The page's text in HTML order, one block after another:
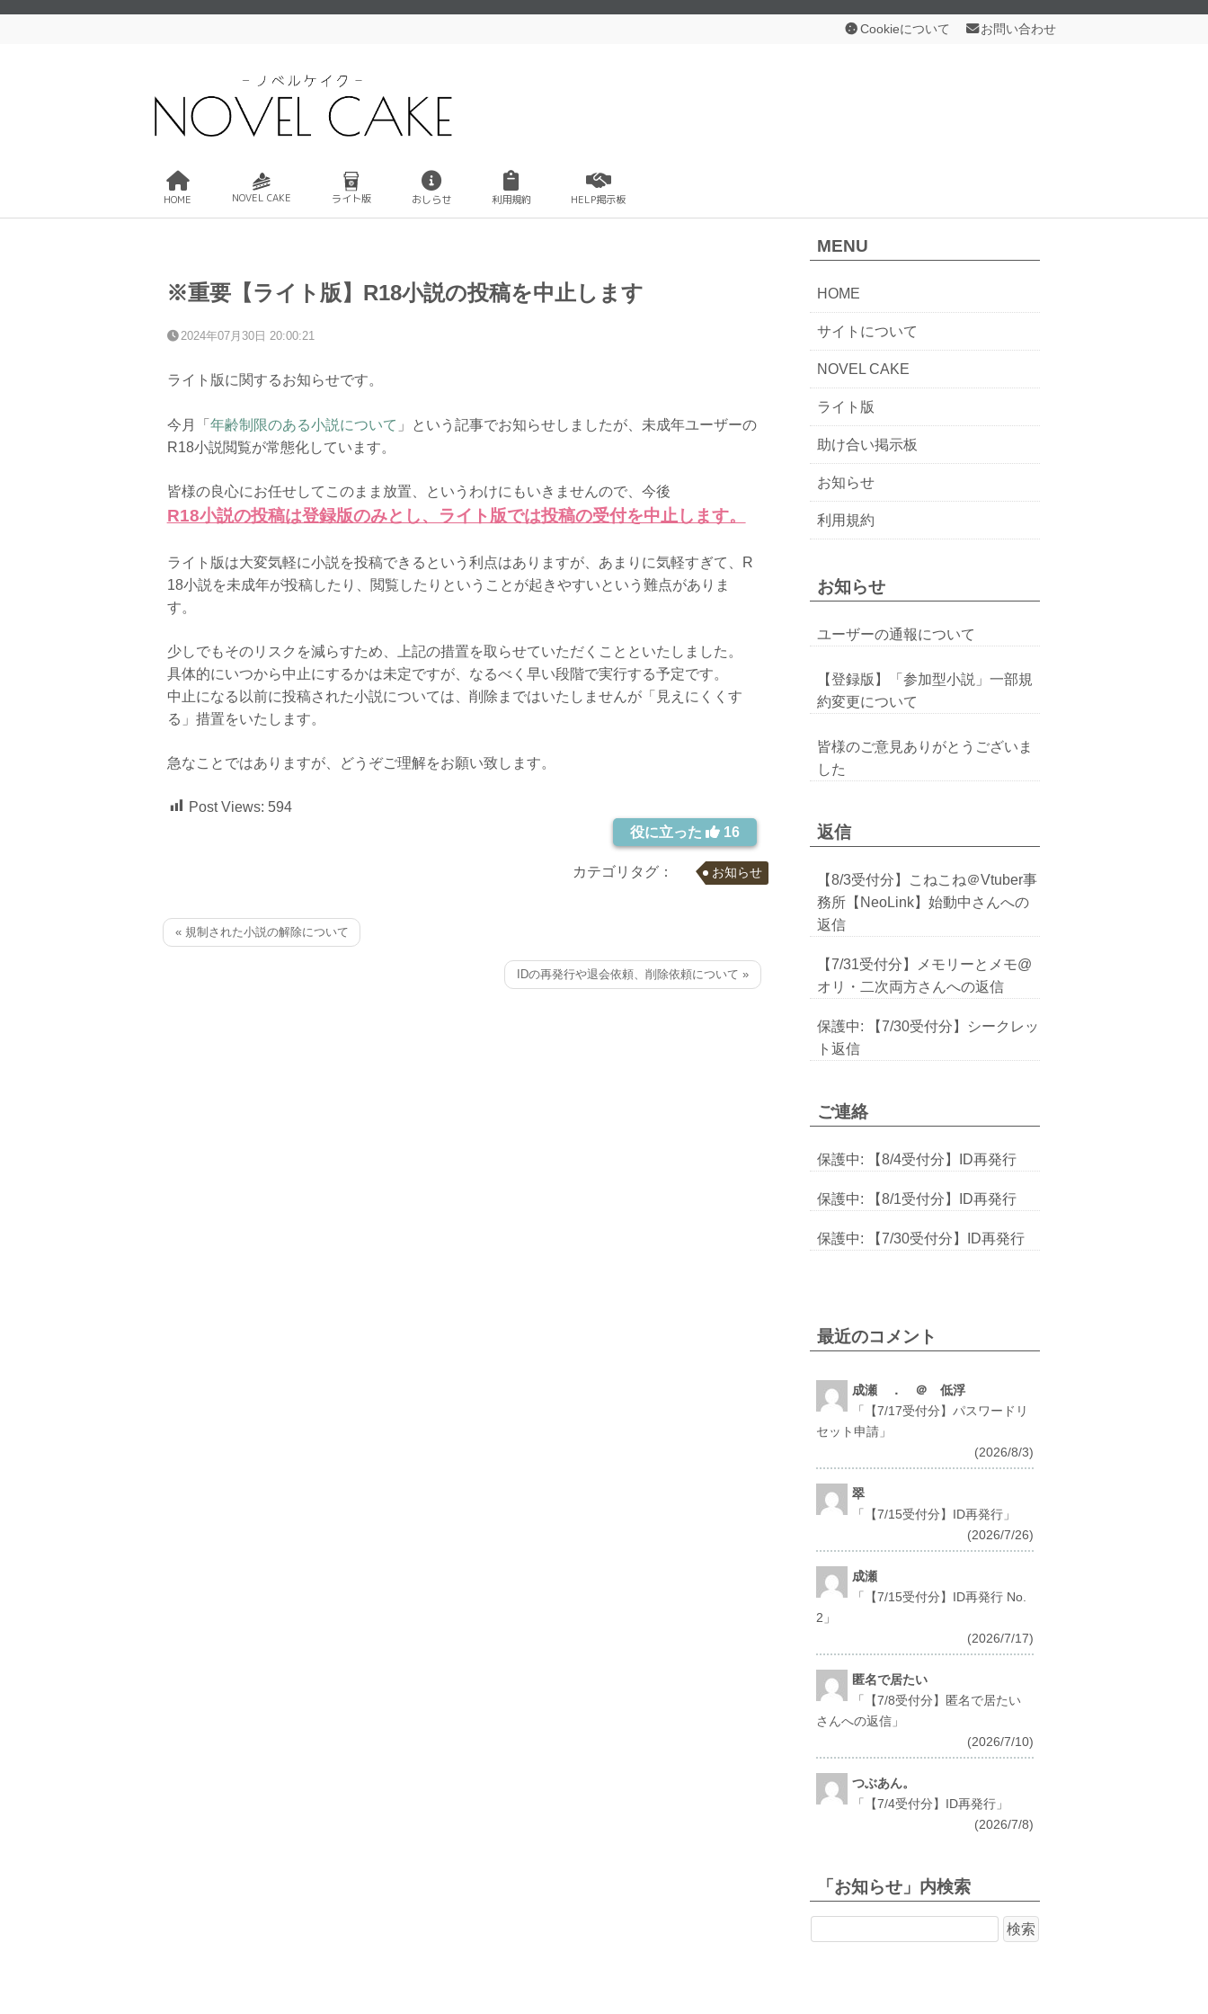
Cookieについて お問い合わせ
HOME NOVEL CAKE ライト版 おしらせ 利用規約 HELP掲示板
※重要【ライト版】R18小説の投稿を中止します
2024年07月30日 20:00:21
ライト版に関するお知らせです。
今月「 年齢制限のある小説について 」という記事でお知らせしましたが、未成年ユーザーの
R18小説閲覧が常態化しています。
皆様の良心にお任せしてこのまま放置、というわけにもいきませんので、今後
R18小説の投稿は登録版のみとし、ライト版では投稿の受付を中止します。
ライト版は大変気軽に小説を投稿できるという利点はありますが、あまりに気軽すぎて、R
18小説を未成年が投稿したり、閲覧したりということが起きやすいという難点がありま
す。
少しでもそのリスクを減らすため、上記の措置を取らせていただくことといたしました。
具体的にいつから中止にするかは未定ですが、なるべく早い段階で実行する予定です。
中止になる以前に投稿された小説については、削除まではいたしませんが「見えにくくす
る」措置をいたします。
急なことではありますが、どうぞご理解をお願い致します。
Post Views: 594
役に立った
16
カテゴリタグ： お知らせ
« 規制された小説の解除について
IDの再発行や退会依頼、削除依頼について »
MENU
HOME
サイトについて
NOVEL CAKE
ライト版
助け合い掲示板
お知らせ
利用規約
お知らせ
ユーザーの通報について
【登録版】「参加型小説」一部規
約変更について
皆様のご意見ありがとうございま
した
返信
【8/3受付分】こねこね＠Vtuber事
務所【NeoLink】始動中さんへの
返信
【7/31受付分】メモリーとメモ@
オリ・二次両方さんへの返信
保護中: 【7/30受付分】シークレッ
ト返信
ご連絡
保護中: 【8/4受付分】ID再発行
保護中: 【8/1受付分】ID再発行
保護中: 【7/30受付分】ID再発行
最近のコメント
成瀬 ． ＠ 低浮
「
【7/17受付分】パスワードリ
セット申請 」
(2026/8/3)
翠
「
【7/15受付分】ID再発行 」
(2026/7/26)
成瀬
「
【7/15受付分】ID再発行 No.
2 」
(2026/7/17)
匿名で居たい
「
【7/8受付分】匿名で居たい
さんへの返信 」
(2026/7/10)
つぶあん。
「
【7/4受付分】ID再発行 」
(2026/7/8)
「お知らせ」内検索